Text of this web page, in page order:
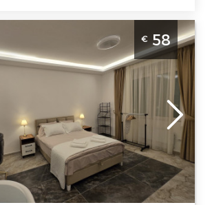
Slavija Corner 3 Beograd
je na prvom spratu
površine je 31m2 i idealan
boravak do 2 osobe.
Gosti:2
Kvadratura :31
m2
Struktura :
Studio
€ 58